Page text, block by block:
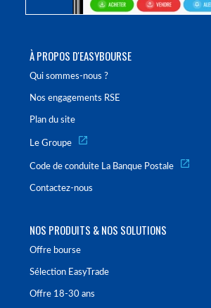
À PROPOS D'EASYBOURSE
Qui sommes-nous ?
Nos engagements RSE
Plan du site
Le Groupe
Code de conduite La Banque Postale
Contactez-nous
NOS PRODUITS & NOS SOLUTIONS
Offre bourse
Sélection EasyTrade
Offre 18-30 ans